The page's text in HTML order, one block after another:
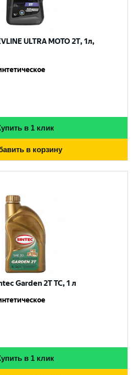
ULTRA MOTO 2T, 1л,
в 1 клик
в корзину
Garden 2Т ТС, 1 л
в 1 клик